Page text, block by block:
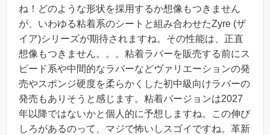
ね！どのような形状を採用するか想像もつきません
が、いわゆる粘着系のシートと組み合わせたZyre (ザ
イア)シリーズが期待されますね。その性能は、正直
想像もつきません。。。粘着ラバーを販売する前にス
ピード系や中間的なラバーなどヴァリエーションの発
売やスポンジ硬度を柔らかくした初中級向けラバーの
発売もありそうと感じます。粘着バージョンは2027
年以降ではないかと個人的に予想しますね。この伸び
しろがあるのって、マジで怖いしスゴイですね。革新